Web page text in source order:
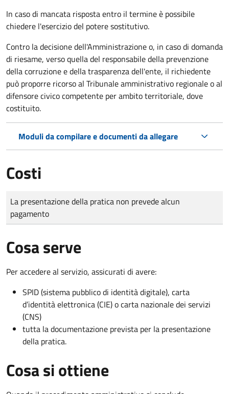
In caso di mancata risposta entro il termine è possibile
chiedere l'esercizio del potere sostitutivo.
Contro la decisione dell'Amministrazione o, in caso di domanda
di riesame, verso quella del responsabile della prevenzione
della corruzione e della trasparenza dell'ente, il richiedente
può proporre ricorso al Tribunale amministrativo regionale o al
difensore civico competente per ambito territoriale, dove
costituito.
Moduli da compilare e documenti da allegare
Costi
Tipo di pagamento
Importo
La presentazione della pratica non prevede alcun
pagamento
Cosa serve
Per accedere al servizio, assicurati di avere:
SPID (sistema pubblico di identità digitale), carta
d’identità elettronica (CIE) o carta nazionale dei servizi
(CNS)
tutta la documentazione prevista per la presentazione
della pratica.
Cosa si ottiene